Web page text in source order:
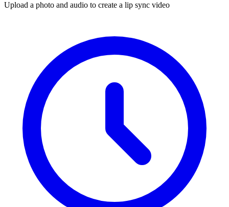
Upload a photo and audio to create a lip sync video